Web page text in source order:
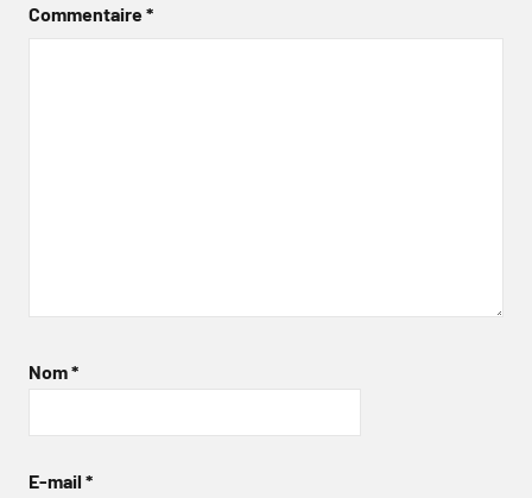
Commentaire*
Nom*
E-mail *